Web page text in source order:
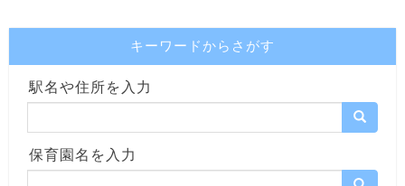
キーワードからさがす
駅名や住所を入力
保育園名を入力